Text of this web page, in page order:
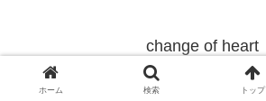
change of heart
© 2019 change of heart.
ホーム 検索 トップ